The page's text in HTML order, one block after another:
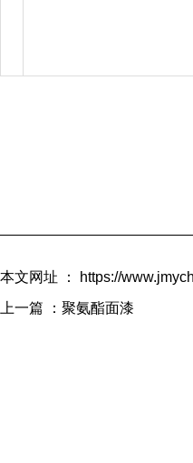
本文网址 ： https://
上一篇 ： 聚氨酯面漆